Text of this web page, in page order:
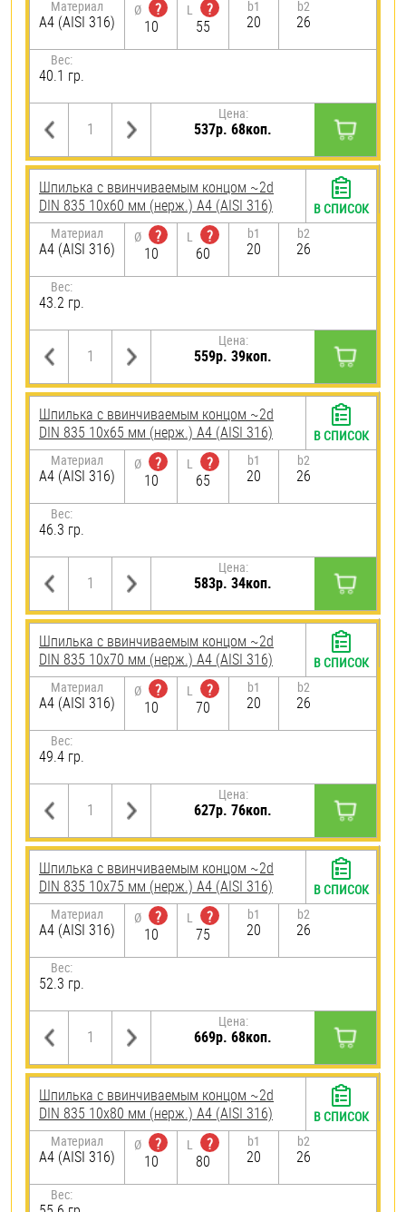
Материал
A4 (AISI 316)
Ø
?
10
L
?
55
b1
20
b2
26
Вес:
40.1 гр.
Цена:
537р. 68коп.
Шпилька c ввинчиваемым концом ~2d
DIN 835 10х60 мм (нерж.) A4 (AISI 316)
Материал
A4 (AISI 316)
Ø
?
10
L
?
60
b1
20
b2
26
Вес:
43.2 гр.
Цена:
559р. 39коп.
В СПИСОК
Шпилька c ввинчиваемым концом ~2d
DIN 835 10х65 мм (нерж.) A4 (AISI 316)
Материал
A4 (AISI 316)
Ø
?
10
L
?
65
b1
20
b2
26
Вес:
46.3 гр.
Цена:
583р. 34коп.
В СПИСОК
Шпилька c ввинчиваемым концом ~2d
DIN 835 10х70 мм (нерж.) A4 (AISI 316)
Материал
A4 (AISI 316)
Ø
?
10
L
?
70
b1
20
b2
26
Вес:
49.4 гр.
Цена:
627р. 76коп.
В СПИСОК
Шпилька c ввинчиваемым концом ~2d
DIN 835 10х75 мм (нерж.) A4 (AISI 316)
Материал
A4 (AISI 316)
Ø
?
10
L
?
75
b1
20
b2
26
Вес:
52.3 гр.
Цена:
669р. 68коп.
В СПИСОК
Шпилька c ввинчиваемым концом ~2d
DIN 835 10х80 мм (нерж.) A4 (AISI 316)
Материал
A4 (AISI 316)
Ø
?
10
L
?
80
b1
20
b2
26
Вес:
В СПИСОК